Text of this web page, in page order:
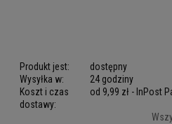
Produkt jest:
dostępny
Wysyłka w:
24 godziny
Koszt i czas
dostawy:
od 9,99 zł - InPost
Cena nie zawiera ewentualnych